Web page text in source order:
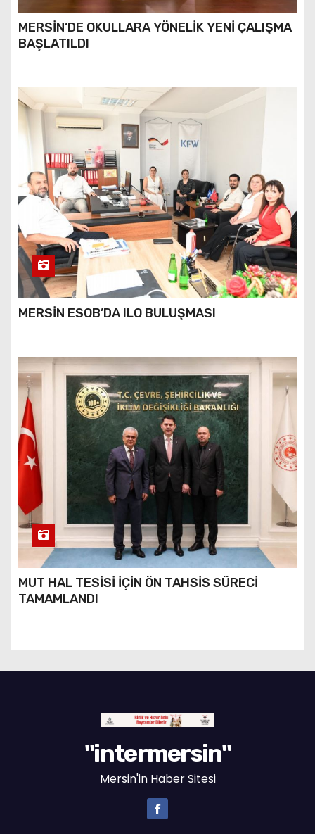
MERSİN’DE OKULLARA YÖNELİK YENİ ÇALIŞMA
BAŞLATILDI
MERSİN ESOB’DA ILO BULUŞMASI
MUT HAL TESİSİ İÇİN ÖN TAHSİS SÜRECİ
TAMAMLANDI
"intermersin"
Mersin'in Haber Sitesi